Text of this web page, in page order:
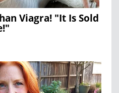
Viagra! "It Is Sold